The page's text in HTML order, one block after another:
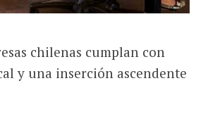
chilenas cumplan con
y una inserción ascendente